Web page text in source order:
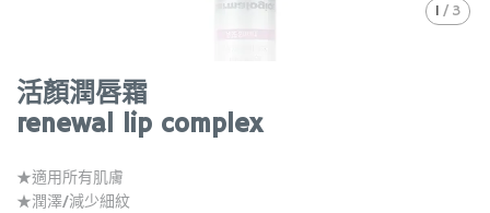
1 / 3
活顏潤唇霜
renewal lip complex
★適用所有肌膚
★潤澤/減少細紋